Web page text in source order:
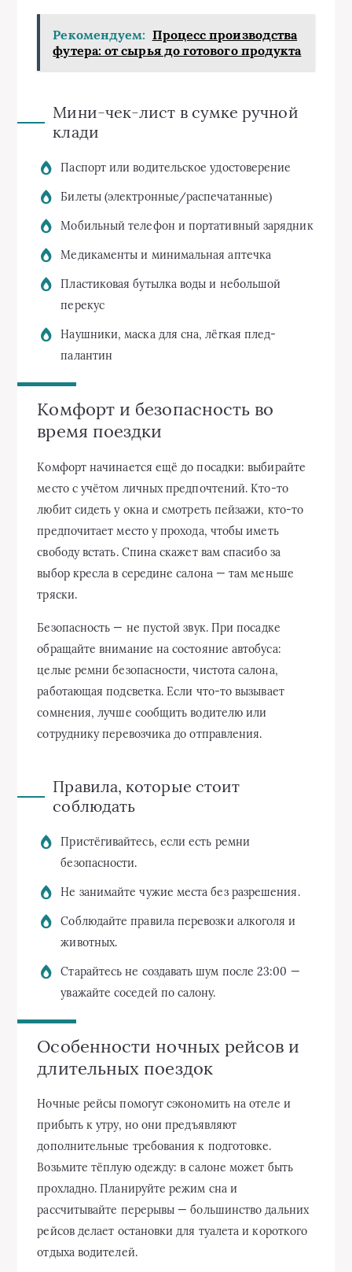
Рекомендуем: Процесс производства
футера: от сырья до готового продукта
Мини‑чек-лист в сумке ручной
клади
Паспорт или водительское удостоверение
Билеты (электронные/распечатанные)
Мобильный телефон и портативный зарядник
Медикаменты и минимальная аптечка
Пластиковая бутылка воды и небольшой
перекус
Наушники, маска для сна, лёгкая плед-
палантин
Комфорт и безопасность во
время поездки
Комфорт начинается ещё до посадки: выбирайте
место с учётом личных предпочтений. Кто-то
любит сидеть у окна и смотреть пейзажи, кто-то
предпочитает место у прохода, чтобы иметь
свободу встать. Спина скажет вам спасибо за
выбор кресла в середине салона — там меньше
тряски.
Безопасность — не пустой звук. При посадке
обращайте внимание на состояние автобуса:
целые ремни безопасности, чистота салона,
работающая подсветка. Если что-то вызывает
сомнения, лучше сообщить водителю или
сотруднику перевозчика до отправления.
Правила, которые стоит
соблюдать
Пристёгивайтесь, если есть ремни
безопасности.
Не занимайте чужие места без разрешения.
Соблюдайте правила перевозки алкоголя и
животных.
Старайтесь не создавать шум после 23:00 —
уважайте соседей по салону.
Особенности ночных рейсов и
длительных поездок
Ночные рейсы помогут сэкономить на отеле и
прибыть к утру, но они предъявляют
дополнительные требования к подготовке.
Возьмите тёплую одежду: в салоне может быть
прохладно. Планируйте режим сна и
рассчитывайте перерывы — большинство дальних
рейсов делает остановки для туалета и короткого
отдыха водителей.